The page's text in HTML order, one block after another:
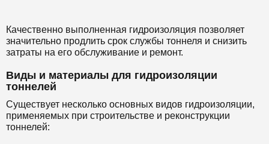
Качественно выполненная гидроизоляция позволяет
значительно продлить срок службы тоннеля и снизить
затраты на его обслуживание и ремонт.
Виды и материалы для гидроизоляции
тоннелей
Существует несколько основных видов гидроизоляции,
применяемых при строительстве и реконструкции
тоннелей: